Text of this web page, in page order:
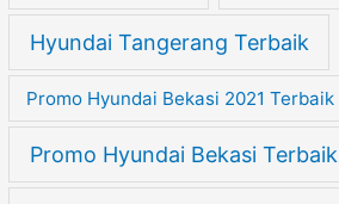
Hyundai Tangerang Terbaik
Promo Hyundai Bekasi 2021 Terbaik
Promo Hyundai Bekasi Terbaik